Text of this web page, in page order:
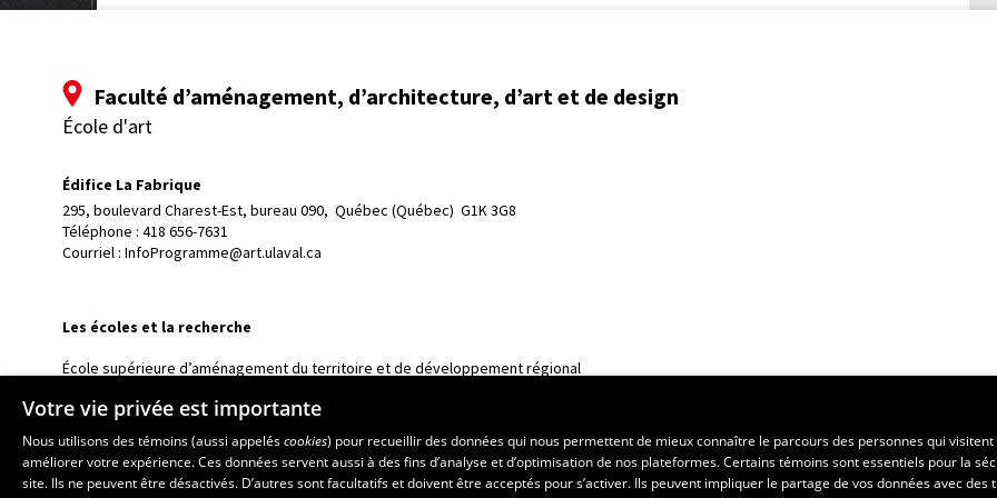
Faculté d’aménagement, d’architecture, d’art et de design
École d'art
Édifice La Fabrique
295, boulevard Charest-Est, bureau 090, Québec (Québec)  G1K 3G8
Téléphone : 418 656-7631
Courriel : InfoProgramme@art.ulaval.ca
Les écoles et la recherche
École supérieure d’aménagement du territoire et de développement régional
École de design
Centre de recherche en aménagement et développement
Votre vie privée est importante
Nous utilisons des témoins (aussi appeléscookies) pour recueillir des données qui nous permettent de mieux connaître le parcours des personnes qui
améliorer votre expérience. Ces données servent aussi à des fins d’analyse et d’optimisation de nos plateformes. Certains témoins sont essentiels pour la
site. Ils ne peuvent être désactivés. D’autres sont facultatifs et doivent être acceptés pour s’activer. Ils peuvent impliquer le partage de vos données avec des